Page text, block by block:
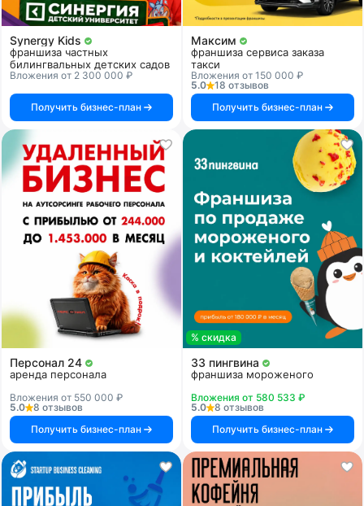
Synergy Kids
франшиза частных
билингвальных детских садов
Вложения от 2 300 000 ₽
Получить бизнес-план
Максим
франшиза сервиса заказа
такси
Вложения от 150 000 ₽
5.0
18 отзывов
Получить бизнес-план
Персонал 24
аренда персонала
Вложения от 550 000 ₽
5.0
8 отзывов
Получить бизнес-план
% скидка
33 пингвина
франшиза мороженого
Вложения от 580 533 ₽
5.0
8 отзывов
Получить бизнес-план